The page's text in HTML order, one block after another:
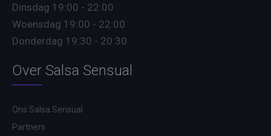
Dinsdag 19:00 - 22:00
Woensdag 19:00 - 22:00
Donderdag 19:30 - 20:30
Over Salsa Sensual
Ons Salsa Sensual
Partners